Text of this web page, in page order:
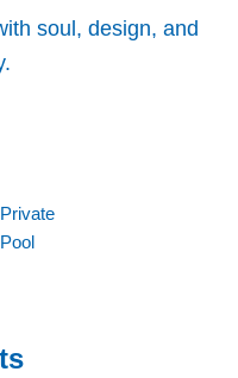
soul, design, and
Private
Pool